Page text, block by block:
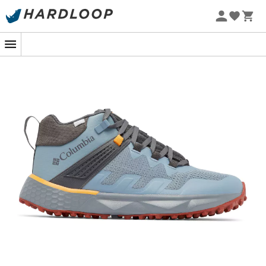
-5% Extra - Kode Summer5